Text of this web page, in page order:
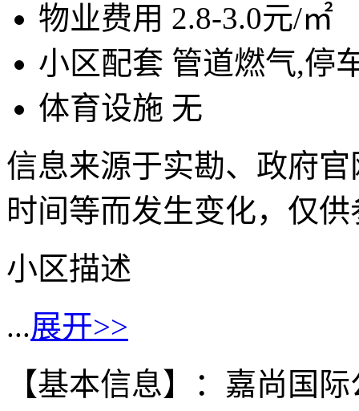
物业费用 2.8-3.0元/㎡
小区配套 管道燃气,停
体育设施 无
信息来源于实勘、政府
时间等而发生变化，仅
小区描述
...展开>>
【基本信息】：嘉尚国